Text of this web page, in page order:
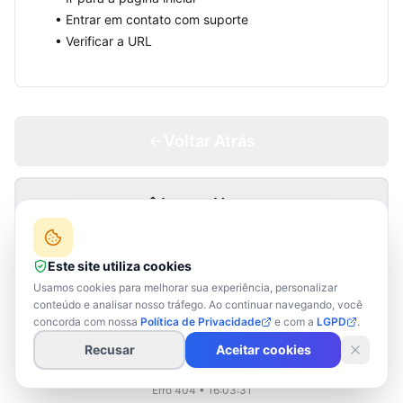
• Entrar em contato com suporte
• Verificar a URL
Ir para Home
Links úteis:
Home Filiação CursosContato
Erro 404 •16:03:31
Este site utiliza cookies
Usamos cookies para melhorar sua experiência, personalizar
conteúdo e analisar nosso tráfego. Ao continuar navegando, você
concorda com nossa Política de Privacidade e com a LGPD .
Recusar Aceitar cookies